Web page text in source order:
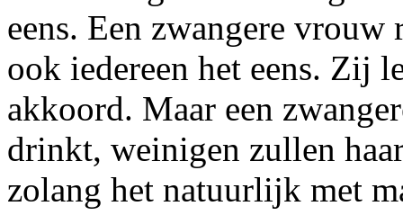
eens. Een zwangere
ook iedereen het eens. Zij
akkoord. Maar een
drinkt, weinigen zullen
zolang het natuurlijk met